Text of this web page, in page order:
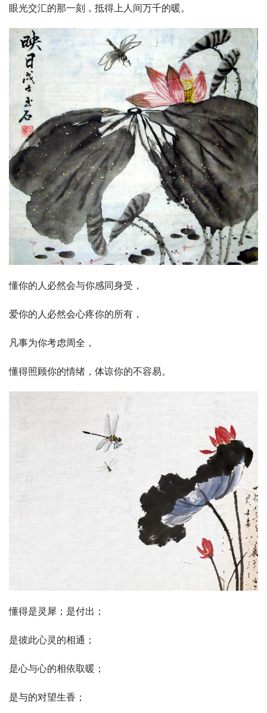
眼光交汇的那一刻，抵得上人间万千的暖。
懂你的人必然会与你感同身受，
爱你的人必然会心疼你的所有，
凡事为你考虑周全，
懂得照顾你的情绪，体谅你的不容易。
懂得是灵犀；是付出；
是彼此心灵的相通；
是心与心的相依取暖；
是与的对望生香；